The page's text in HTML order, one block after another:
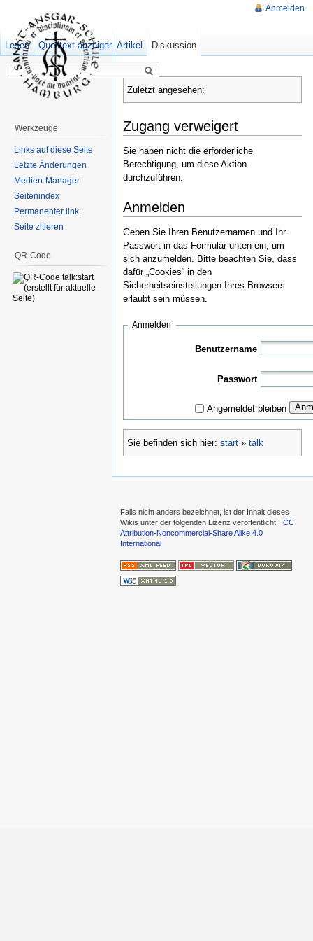
Zuletzt angesehen:
Zugang verweigert
Sie haben nicht die erforderliche
Berechtigung, um diese Aktion
durchzuführen.
Anmelden
Geben Sie Ihren Benutzernamen und Ihr
Passwort in das Formular unten ein, um
sich anzumelden. Bitte beachten Sie, dass
dafür „Cookies“ in den
Sicherheitseinstellungen Ihres Browsers
erlaubt sein müssen.
Anmelden
Benutzername
Passwort
Angemeldet bleiben
Sie befinden sich hier: start » talk
Anmelden
Artikel Diskussion
Lesen Quelltext anzeigen Ältere Versionen
Werkzeuge
Links auf diese Seite
Letzte Änderungen
Medien-Manager
Seitenindex
Permanenter link
Seite zitieren
QR-Code
Falls nicht anders bezeichnet, ist der Inhalt dieses
Wikis unter der folgenden Lizenz veröffentlicht:
CC
Attribution-Noncommercial-Share Alike 4.0
International